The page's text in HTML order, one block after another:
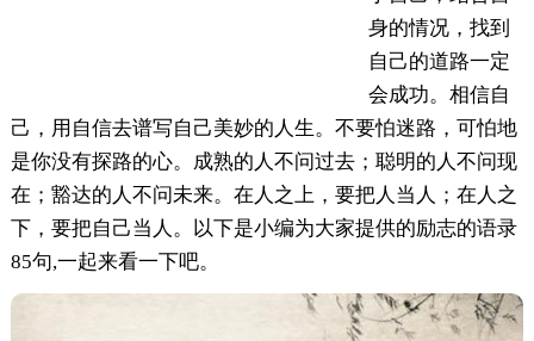
身的情况，找到
自己的道路一定
会成功。相信自
己，用自信去谱写自己美妙的人生。不要怕迷路，可怕地
是你没有探路的心。成熟的人不问过去；聪明的人不问现
在；豁达的人不问未来。在人之上，要把人当人；在人之
下，要把自己当人。以下是小编为大家提供的励志的语录
85句,一起来看一下吧。